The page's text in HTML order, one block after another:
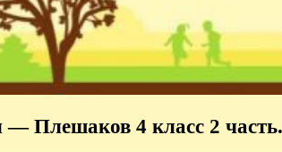
Плешаков 4 класс 2